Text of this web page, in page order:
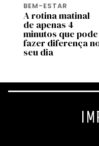
BEM-ESTAR
A rotina matinal
de apenas 4
minutos que pode
fazer diferença
seu dia